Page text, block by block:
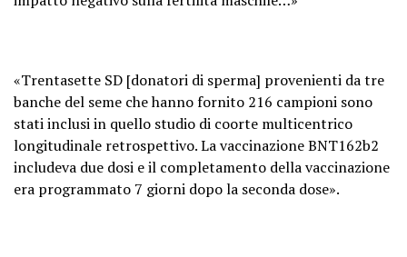
«Trentasette SD [donatori di sperma] provenienti da tre
banche del seme che hanno fornito 216 campioni sono
stati inclusi in quello studio di coorte multicentrico
longitudinale retrospettivo. La vaccinazione BNT162b2
includeva due dosi e il completamento della vaccinazione
era programmato 7 giorni dopo la seconda dose».